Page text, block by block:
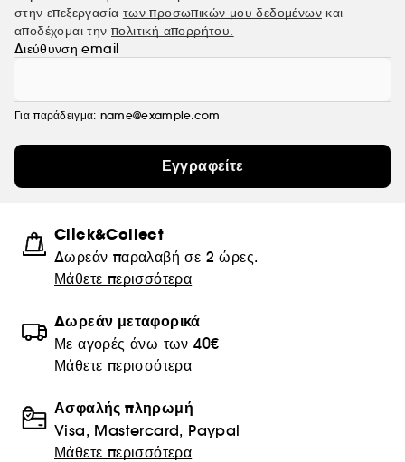
στην επεξεργασία των προσωπικών μου δεδομένων και
αποδέχομαι την πολιτική απορρήτου.
Διεύθυνση email
Για παράδειγμα: name@example.com
Εγγραφείτε
Click&Collect
Δωρεάν παραλαβή σε 2 ώρες.
Μάθετε περισσότερα
Δωρεάν μεταφορικά
Με αγορές άνω των 40€
Μάθετε περισσότερα
Ασφαλής πληρωμή
Visa, Mastercard, Paypal
Μάθετε περισσότερα